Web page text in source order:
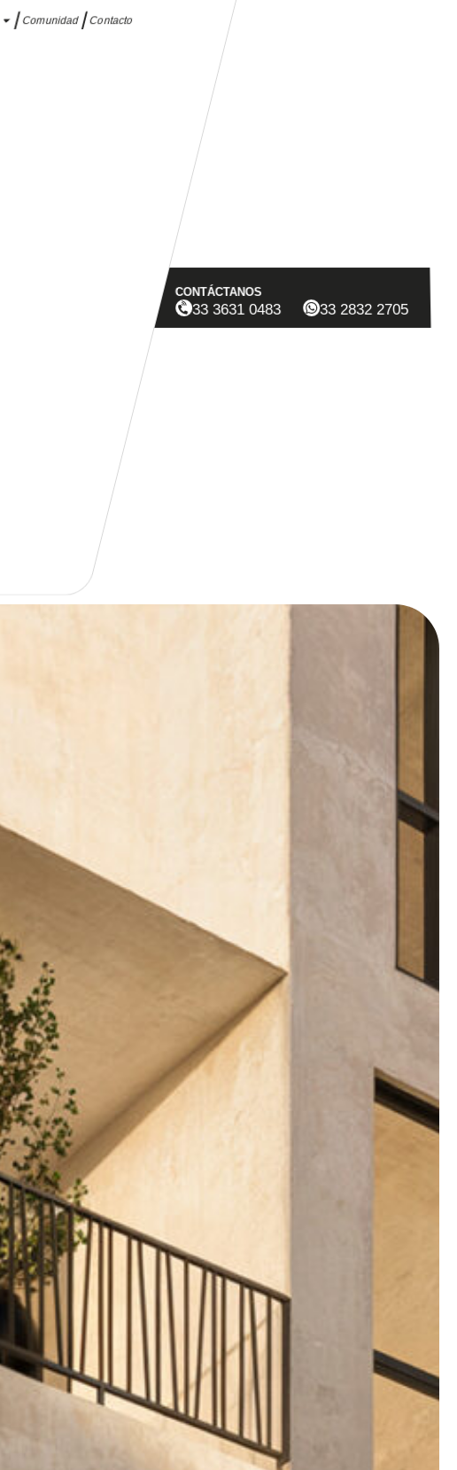
Comunidad Contacto
CONTÁCTANOS
33 3631 0483 33 2832 2705